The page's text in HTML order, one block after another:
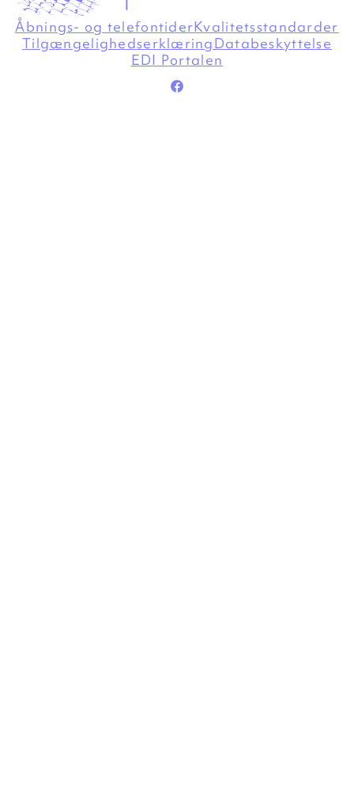
Åbnings- og telefontiderKvalitetsstandarder
TilgængelighedserklæringDatabeskyttelse
EDI Portalen